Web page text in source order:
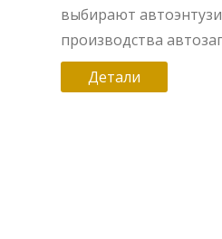
выбирают
производства
обратить внимание
поделимся советами
Детали